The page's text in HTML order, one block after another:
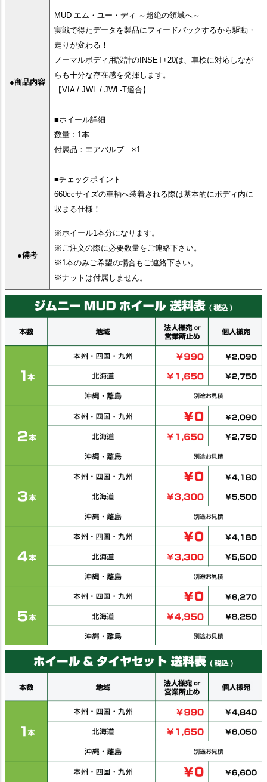
●商品内容
MUD エム・ユー・ディ ～超絶の領域へ～
実戦で得たデータを製品にフィードバックするから駆動・
走りが変わる！
ノーマルボディ用設計のINSET+20は、車検に対応しなが
らも十分な存在感を発揮します。
【VIA / JWL / JWL-T適合】
■ホイール詳細
数量：1本
付属品：エアバルブ ×1
■チェックポイント
660ccサイズの車輌へ装着される際は基本的にボディ内に
収まる仕様！
●備考
※ホイール1本分になります。
※ご注文の際に必要数量をご連絡下さい。
※1本のみご希望の場合もご連絡下さい。
※ナットは付属しません。